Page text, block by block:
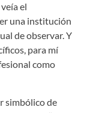
el
una institución
de observar. Y
para mí
como
simbólico de